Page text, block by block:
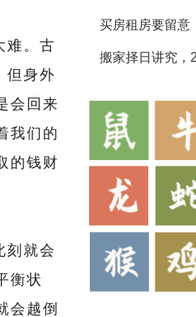
。古
但身外
会回来
我们的
的钱财
就会
衡状
会越倒
搬家择日讲究，